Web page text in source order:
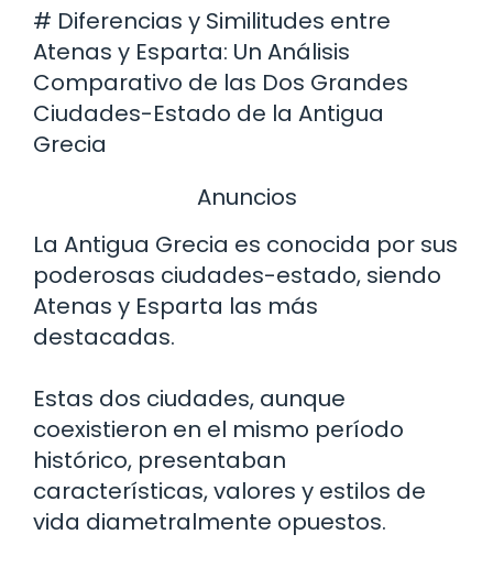
# Diferencias y Similitudes entre
Atenas y Esparta: Un Análisis
Comparativo de las Dos Grandes
Ciudades-Estado de la Antigua
Grecia
Anuncios
La Antigua Grecia es conocida por sus
poderosas ciudades-estado, siendo
Atenas y Esparta las más
destacadas.
Estas dos ciudades, aunque
coexistieron en el mismo período
histórico, presentaban
características, valores y estilos de
vida diametralmente opuestos.